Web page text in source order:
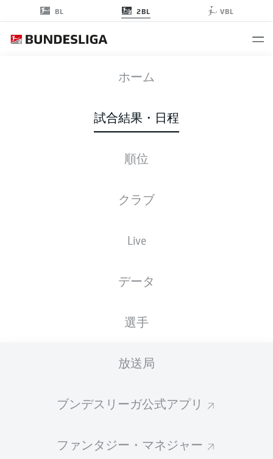
BL 2BL VBL
ホーム
試合結果・日程
順位
クラブ
Live
データ
選手
放送局
ブンデスリーガ公式アプリ
ファンタジー・マネジャー
KSV STP
3 4
スターティングメンバー